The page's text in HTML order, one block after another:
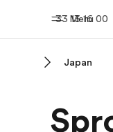
Menu
33 13 16 00
Japan